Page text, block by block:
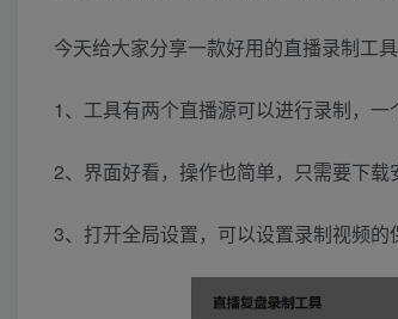
今天给大家分享一款好用的直播录制工
1、工具有两个直播源可以进行录制，一
2、界面好看，操作也简单，只需要下载
3、打开全局设置，可以设置录制视频的